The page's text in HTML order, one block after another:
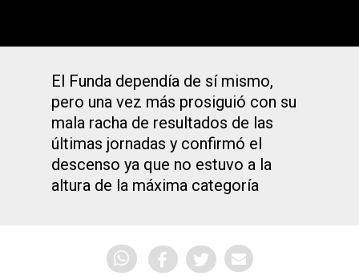
El Funda dependía de sí mismo,
pero una vez más prosiguió con su
mala racha de resultados de las
últimas jornadas y confirmó el
descenso ya que no estuvo a la
altura de la máxima categoría